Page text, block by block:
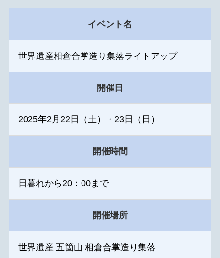
イベント名
世界遺産相倉合掌造り集落ライトアップ
開催日
2025年2月22日（土）・23日（日）
開催時間
日暮れから20：00まで
開催場所
世界遺産 五箇山 相倉合掌造り集落